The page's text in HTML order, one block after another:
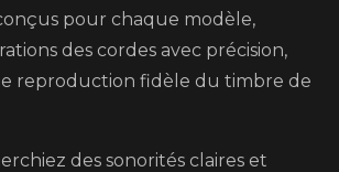
pour chaque modèle,
des cordes avec précision,
reproduction fidèle du timbre de
des sonorités claires et